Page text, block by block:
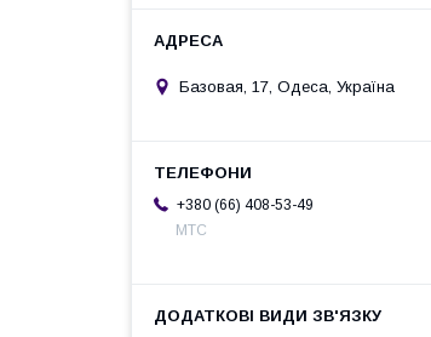
Базовая, 17, Одеса, Україна
+380 (66) 408-53-49
МТС